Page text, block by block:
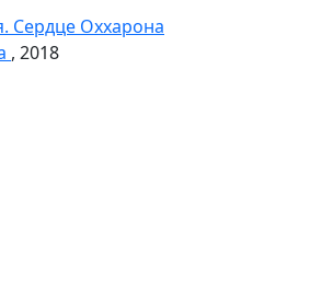
Сердце Оххарона
, 2018